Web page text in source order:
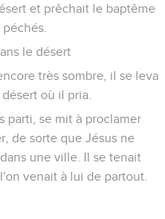
et prêchait le baptême
le désert
très sombre, il se leva
où il pria.
parti, se mit à proclamer
de sorte que Jésus ne
une ville. Il se tenait
venait à lui de partout.